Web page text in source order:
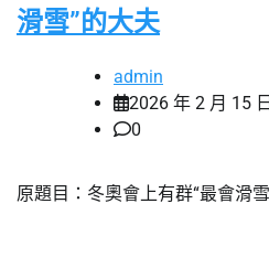
滑雪”的大夫
admin
2026 年 2 月 15 日
0
原題目：冬奧會上有群“最會滑